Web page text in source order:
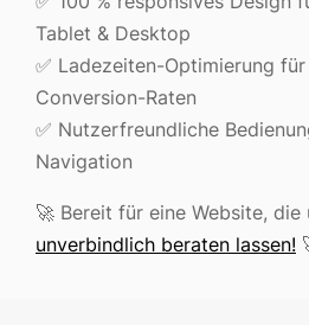
Tablet & Desktop
✅ Ladezeiten-Optimierung
Conversion-Raten
✅ Nutzerfreundliche
Navigation
🚀 Bereit für eine Website, die
unverbindlich beraten lassen!